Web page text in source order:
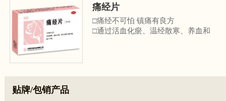
痛经片
□痛经不可怕 镇痛有良方
□通过活血化瘀、温经散寒、养血和
贴牌/包销产品